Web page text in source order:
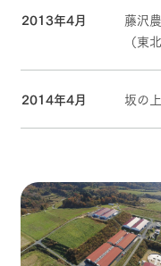
2013年4月
藤沢
（東
2014年4月 坂の